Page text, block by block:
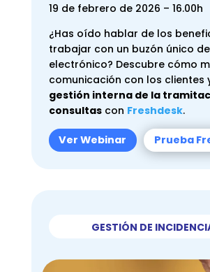
19 de febrero de 2026 – 16.00h
¿Has oído hablar de los
trabajar con un buzón único
electrónico? Descubre cómo
comunicación con los clientes
gestión interna de la
consultascon Freshdesk.
Ver Webinar Prueba
GESTIÓN DE